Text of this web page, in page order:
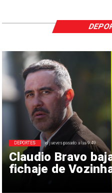
Claudio Bravo
fichaje de
DEPORTES el jueves pasado a las 9:49